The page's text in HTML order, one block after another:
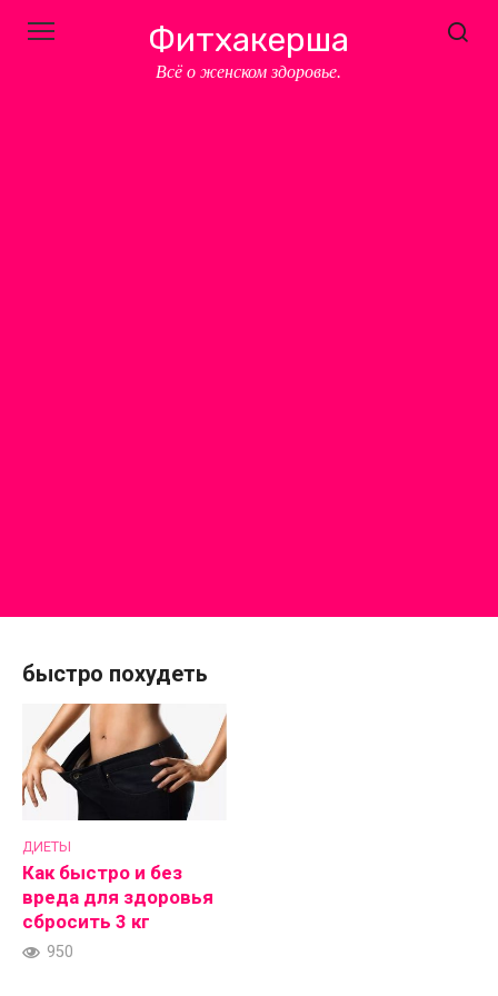
Фитхакерша
Всё о женском здоровье.
быстро похудеть
ДИЕТЫ
Как быстро и без
вреда для здоровья
сбросить 3 кг
950